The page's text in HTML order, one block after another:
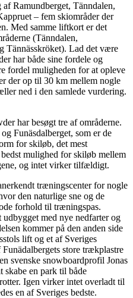
Ramundberget, Tänndalen,
– fem skiområder der
Med samme liftkort er det
(Tänndalen,
Tännässkröket). Lad det være
har både sine fordele og
fordel muligheden for at opleve
der op til 30 km mellem nogle
ned i den samlede vurdering.
har besøgt tre af områderne.
Funäsdalberget, som er de
for skiløb, det mest
mulighed for skiløb mellem
og intet virker tilfældigt.
træningscenter for nogle
den naturlige sne og de
forhold til træningspas.
med nye nedfarter og
kommer på den anden side
lift og et af Sveriges
store trækplastre
svenske snowboardprofil Jonas
skabe en park til både
Igen virker intet overladt til
en af Sveriges bedste.